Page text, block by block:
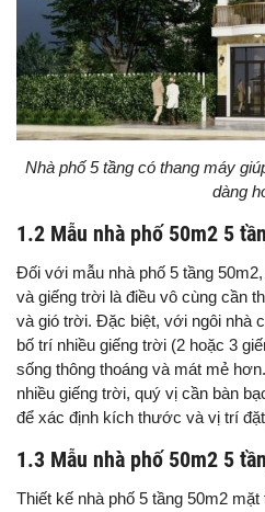
Nhà phố 5 tầng có thang máy
dàng
1.2 Mẫu nhà phố 50m2 5
Đối với mẫu nhà phố 5 tầng
và giếng trời là điều vô cùng cần
và gió trời. Đặc biệt, với ngôi nhà
bố trí nhiều giếng trời (2 hoặc 3
sống thông thoáng và mát mẻ
nhiều giếng trời, quý vị cần bàn
để xác định kích thước và vị trí
1.3 Mẫu nhà phố 50m2 5
Thiết kế nhà phố 5 tầng 50m2